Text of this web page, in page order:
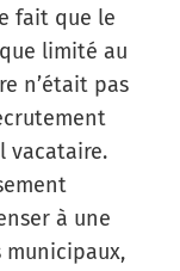
fait que le
limité au
n’était pas
vacataire.
à une